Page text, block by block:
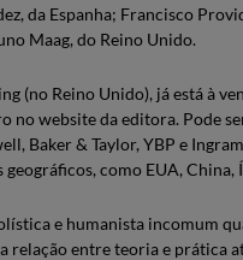
da Espanha; Francisco
Maag, do Reino Unido.
(no Reino Unido), já está à
no website da editora. Pode
Baker & Taylor, YBP e
como EUA, China,
e humanista incomum
relação entre teoria e prática